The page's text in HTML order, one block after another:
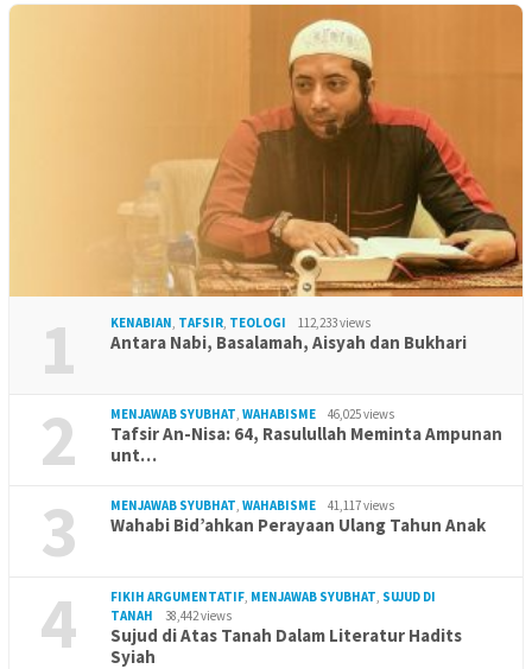
1 KENABIAN TAFSIR TEOLOGI 112,233 views
Antara Nabi, Basalamah, Aisyah dan Bukhari
2 MENJAWAB SYUBHAT WAHABISME 46,025 views
Tafsir An-Nisa: 64, Rasulullah Meminta Ampunan
unt…
3 MENJAWAB SYUBHAT WAHABISME 41,117 views
Wahabi Bid’ahkan Perayaan Ulang Tahun Anak
4 FIKIH ARGUMENTATIF MENJAWAB SYUBHAT SUJUD DI
TANAH
38,442 views
Sujud di Atas Tanah Dalam Literatur Hadits
Syiah